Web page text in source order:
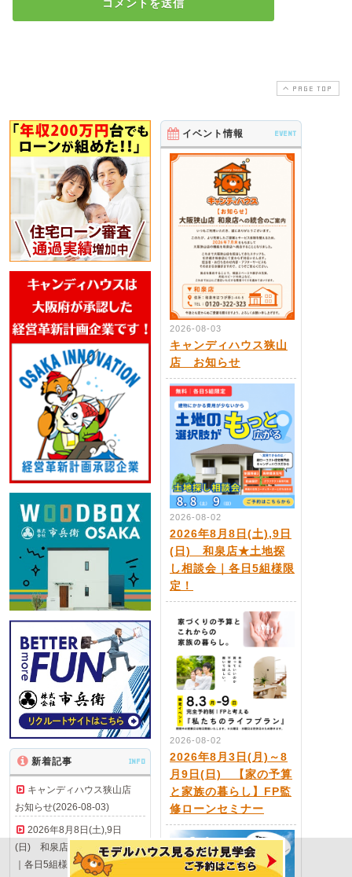
PAGE TOP
新着記事 INFO
キャンディハウス狭山店
お知らせ(2026-08-03)
2026年8月8日(土),9日
(日) 和泉店★土地探し相談会
｜各日5組様限定！(2026-08-
イベント情報 EVENT
2026-08-03
キャンディハウス狭山
店 お知らせ
2026-08-02
2026年8月8日(土),9日
(日) 和泉店★土地探
し相談会｜各日5組様限
定！
2026-08-02
2026年8月3日(月)～8
月9日(日) 【家の予算
と家族の暮らし】FP監
修ローンセミナー